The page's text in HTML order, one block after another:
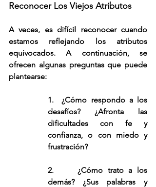
Reconocer Los Viejos Atributos
A veces, es difícil reconocer cuando
estamos reflejando los atributos
equivocados. A continuación, se
ofrecen algunas preguntas que puede
plantearse:
1.  ¿Cómo respondo a los
desafíos? ¿Afronta las
dificultades con fe y
confianza, o con miedo y
frustración?
2.     ¿Cómo trato a los
demás? ¿Sus palabras y